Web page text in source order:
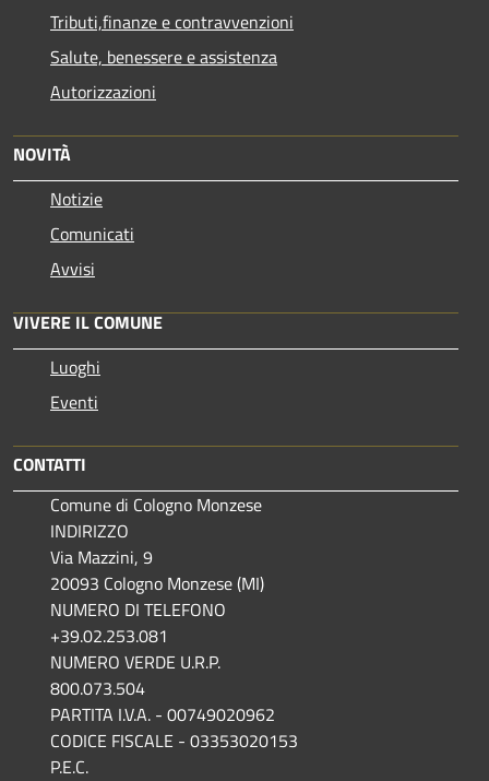
Tributi,finanze e contravvenzioni
Salute, benessere e assistenza
Autorizzazioni
NOVITÀ
Notizie
Comunicati
Avvisi
VIVERE IL COMUNE
Luoghi
Eventi
CONTATTI
Comune di Cologno Monzese
INDIRIZZO
Via Mazzini, 9
20093 Cologno Monzese (MI)
NUMERO DI TELEFONO
+39.02.253.081
NUMERO VERDE U.R.P.
800.073.504
PARTITA I.V.A. - 00749020962
CODICE FISCALE - 03353020153
P.E.C.